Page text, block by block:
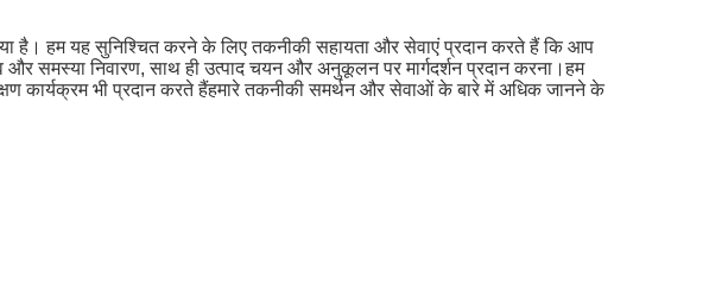
है। हम यह सुनिश्चित करने के लिए तकनीकी सहायता और सेवाएं प्रदान करते हैं कि आप
समस्या निवारण, साथ ही उत्पाद चयन और अनुकूलन पर मार्गदर्शन प्रदान करना।हम
कार्यक्रम भी प्रदान करते हैंहमारे तकनीकी समर्थन और सेवाओं के बारे में अधिक जानने के